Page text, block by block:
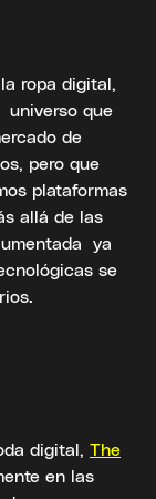
ropa digital,
universo que
de
pero que
plataformas
allá de las
ya
se
digital, The
en las